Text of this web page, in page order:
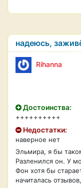
надеюсь,
Rihanna
Достоинства:
++++++++++
Недостатки:
наверное нет
Эльмира, я бы
Разленился он. У
Фон хотя бы
начиталась